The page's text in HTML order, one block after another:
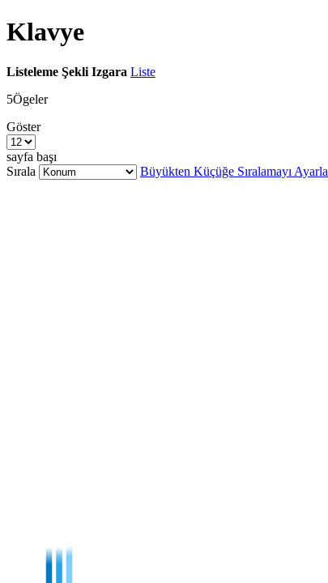
Klavye
Listeleme Şekli Izgara Liste
5Ögeler
Göster
sayfa başı
Sırala
Büyükten Küçüğe Sıralamayı Ayarla